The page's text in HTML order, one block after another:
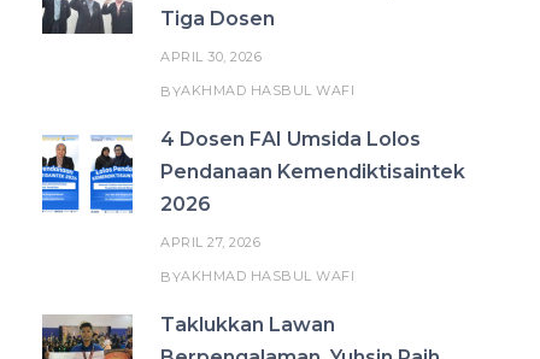
Tiga Dosen
APRIL 30, 2026
BYAKHMAD HASBUL WAFI
4 Dosen FAI Umsida Lolos
Pendanaan Kemendiktisaintek
2026
APRIL 27, 2026
BYAKHMAD HASBUL WAFI
Taklukkan Lawan